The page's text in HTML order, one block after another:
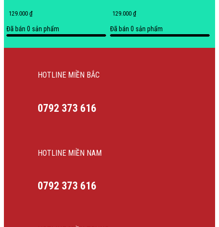
129.000 ₫
Đã bán 0 sản phẩm
129.000 ₫
Đã bán0 sản phẩm
HOTLINE MIỀN BẮC
0792 373 616
HOTLINE MIỀN NAM
0792 373 616